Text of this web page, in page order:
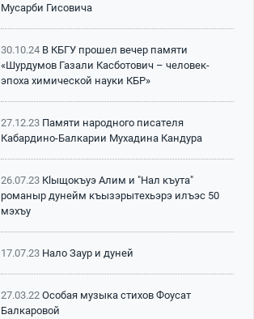
Мусарби Гисовича
30.10.24 В КБГУ прошел вечер памяти
«Шурдумов Газали Касботович – человек-
эпоха химической науки КБР»
27.12.23 Памяти народного писателя
Кабардино-Балкарии Мухадина Кандура
26.07.23 Кlыщокъуэ Алим и "Нал къута"
романыр дунейм къызэрытехьэрэ илъэс 50
мэхъу
17.07.23 Нало Заур и дуней
27.03.22 Особая музыка стихов Фоусат
Балкаровой